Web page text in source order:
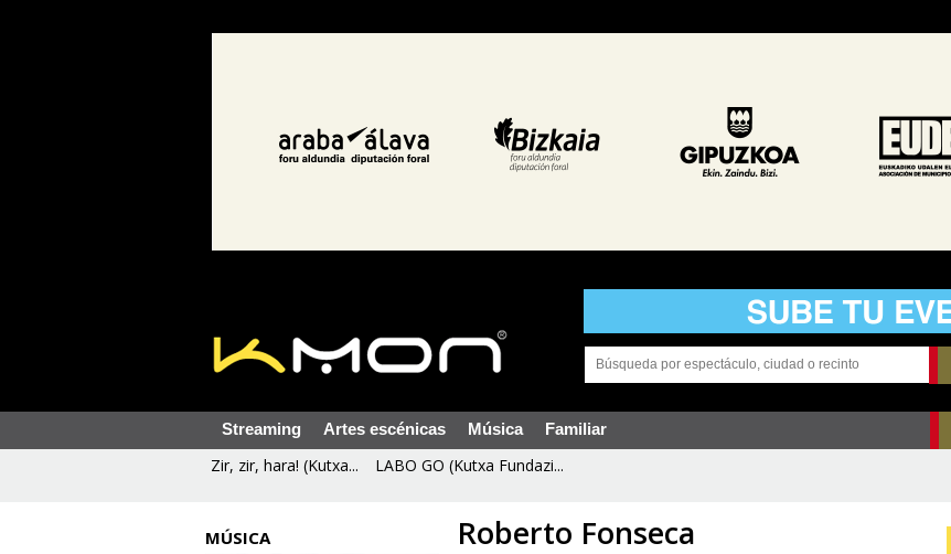
Streaming Artes escénicas Música Familiar
Zir, zir, hara! (Kutxa... LABO GO (Kutxa Fundazi...
MÚSICA Roberto Fonseca